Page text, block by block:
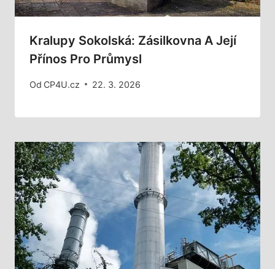
Kralupy Sokolská: Zásilkovna A Její
Přínos Pro Průmysl
Od CP4U.cz 22. 3. 2026